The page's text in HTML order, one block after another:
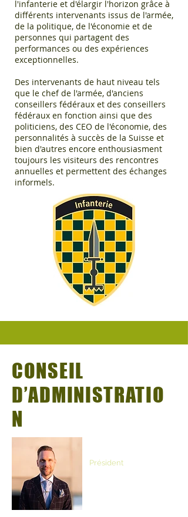
l'infanterie et d'élargir l'horizon grâce à
différents intervenants issus de l'armée,
de la politique, de l'économie et de
personnes qui partagent des
performances ou des expériences
exceptionnelles.
Des intervenants de haut niveau tels
que le chef de l'armée, d'anciens
conseillers fédéraux et des conseillers
fédéraux en fonction ainsi que des
politiciens, des CEO de l'économie, des
personnalités à succès de la Suisse et
bien d'autres encore enthousiasment
toujours les visiteurs des rencontres
annuelles et permettent des échanges
informels.
CONSEIL
D’ADMINISTRATIO
N
Président